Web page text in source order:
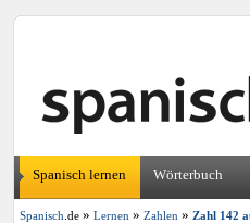
Spanisch lernen Wörterbuch
Spanisch .de » Lernen » Zahlen » Zahl 142